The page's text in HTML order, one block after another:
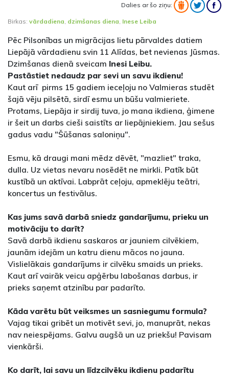
Dalies ar šo ziņu:
Birkas: vārdadiena, dzimšanas diena, Inese Leiba
Pēc Pilsonības un migrācijas lietu pārvaldes datiem
Liepājā vārdadienu svin 11 Alīdas, bet nevienas Jūsmas.
Dzimšanas dienā sveicam Inesi Leibu.
Pastāstiet nedaudz par sevi un savu ikdienu!
Kaut arī pirms 15 gadiem ieceļoju no Valmieras studēt
šajā vēju pilsētā, sirdī esmu un būšu valmieriete.
Protams, Liepāja ir sirdij tuva, jo mana ikdiena, ģimene
ir šeit un darbs cieši saistīts ar liepājniekiem. Jau sešus
gadus vadu "Šūšanas saloniņu".
Esmu, kā draugi mani mēdz dēvēt, "mazliet" traka,
dulla. Uz vietas nevaru nosēdēt ne mirkli. Patīk būt
kustībā un aktīvai. Labprāt ceļoju, apmeklēju teātri,
koncertus un festivālus.
Kas jums savā darbā sniedz gandarījumu, prieku un
motivāciju to darīt?
Savā darbā ikdienu saskaros ar jauniem cilvēkiem,
jaunām idejām un katru dienu mācos no jauna.
Vislielākais gandarījums ir cilvēku smaids un prieks.
Kaut arī vairāk veicu apģērbu labošanas darbus, ir
prieks saņemt atzinību par padarīto.
Kāda varētu būt veiksmes un sasniegumu formula?
Vajag tikai gribēt un motivēt sevi, jo, manuprāt, nekas
nav neiespējams. Galvu augšā un uz priekšu! Pavisam
vienkārši.
Ko darīt, lai savu un līdzcilvēku ikdienu padarītu